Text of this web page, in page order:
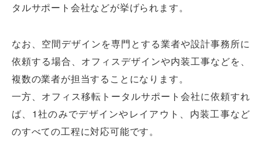
タルサポート会社などが挙げられます。
なお、空間デザインを専門とする業者や設計事務所に
依頼する場合、オフィスデザインや内装工事などを、
複数の業者が担当することになります。
一方、オフィス移転トータルサポート会社に依頼すれ
ば、1社のみでデザインやレイアウト、内装工事など
のすべての工程に対応可能です。